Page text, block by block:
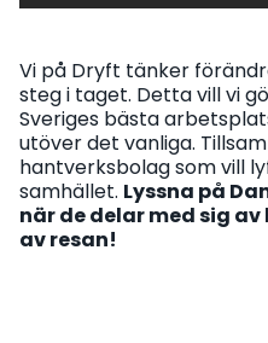
Vi på Dryft tänker
steg i taget. Detta vill vi
Sveriges bästa
utöver det vanliga.
hantverksbolag som vill
samhället. Lyssna på
när de delar med sig
av resan!